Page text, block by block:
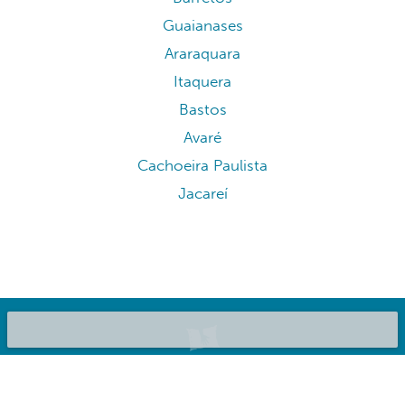
Araçariguama
Botucatu
Indaiatuba
Cumbica
Atibaia
Bragança Paulista
Guaianases
Itaquera